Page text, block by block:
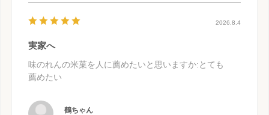
2026.8.4
実家へ
味のれんの米菓を人に薦めたいと思いますか:とても
薦めたい
鶴ちゃん